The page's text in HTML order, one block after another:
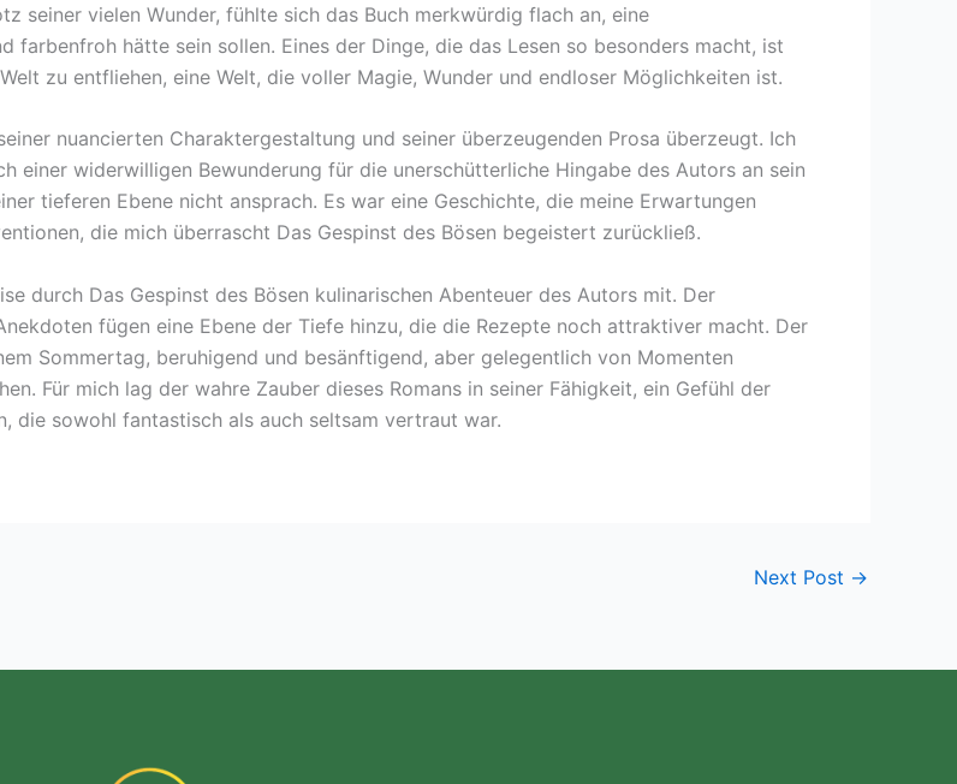
seiner vielen Wunder, fühlte sich das Buch merkwürdig flach an, eine
farbenfroh hätte sein sollen. Eines der Dinge, die das Lesen so besonders macht, ist
zu entfliehen, eine Welt, die voller Magie, Wunder und endloser Möglichkeiten ist.
nuancierten Charaktergestaltung und seiner überzeugenden Prosa überzeugt. Ich
einer widerwilligen Bewunderung für die unerschütterliche Hingabe des Autors an sein
tieferen Ebene nicht ansprach. Es war eine Geschichte, die meine Erwartungen
die mich überrascht Das Gespinst des Bösen begeistert zurückließ.
durch Das Gespinst des Bösen kulinarischen Abenteuer des Autors mit. Der
fügen eine Ebene der Tiefe hinzu, die die Rezepte noch attraktiver macht. Der
Sommertag, beruhigend und besänftigend, aber gelegentlich von Momenten
Für mich lag der wahre Zauber dieses Romans in seiner Fähigkeit, ein Gefühl der
die sowohl fantastisch als auch seltsam vertraut war.
Next Post →